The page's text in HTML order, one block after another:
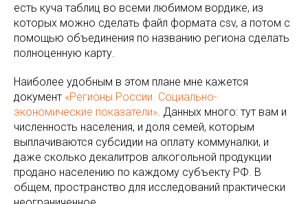
есть куча таблиц во всеми любимом вордике, из
которых можно сделать файл формата csv, а потом с
помощью объединения по названию региона сделать
полноценную карту.
Наиболее удобным в этом плане мне кажется
документ «Регионы России. Социально-
экономические показатели» . Данных много: тут вам и
численность населения, и доля семей, которым
выплачиваются субсидии на оплату коммуналки, и
даже сколько декалитров алкогольной продукции
продано населению по каждому субъекту РФ. В
общем, пространство для исследований практически